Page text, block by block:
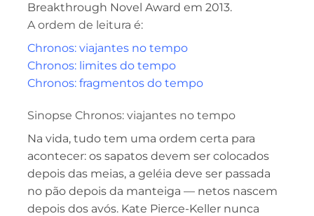
Breakthrough Novel Award em 2013.
A ordem de leitura é:
Chronos: viajantes no tempo
Chronos: limites do tempo
Chronos: fragmentos do tempo
Sinopse Chronos: viajantes no tempo
Na vida, tudo tem uma ordem certa para
acontecer: os sapatos devem ser colocados
depois das meias, a geléia deve ser passada
no pão depois da manteiga — netos nascem
depois dos avós. Kate Pierce-Keller nunca